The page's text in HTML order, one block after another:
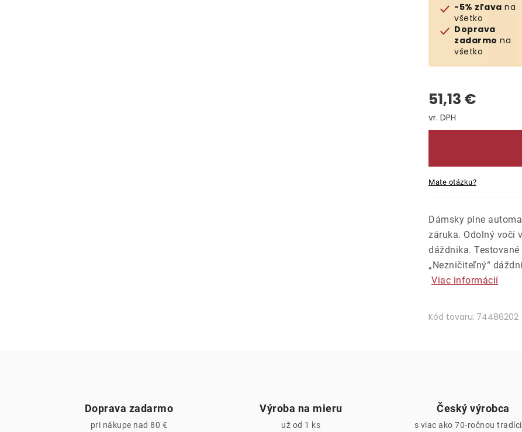
-5% zľava na
všetko
Doprava
zadarmo na
všetko
51,13 €
Jednotková cena:
Mate otázku?
Dámsky plne
záruka. Odolný voči
dáždnika.
„Nezničiteľný“
Viac informácií
Kód tovaru: 74486202
Doprava zadarmo
pri nákupe nad 80 €
Výroba na mieru
už od 1 ks
Český výrobca
s viac ako 70-ročnou